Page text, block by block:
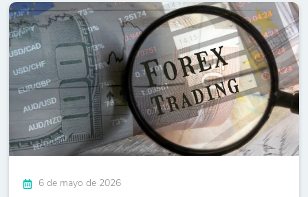
6 de mayo de 2026